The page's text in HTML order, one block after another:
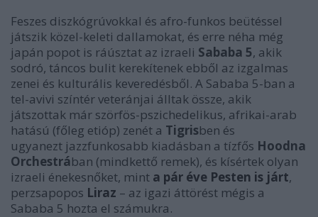
Feszes diszkógrúvokkal és afro-funkos beütéssel
játszik közel-keleti dallamokat, és erre néha még
japán popot is ráúsztat az izraeli Sababa 5, akik
sodró, táncos bulit kerekítenek ebből az izgalmas
zenei és kulturális keveredésből. A Sababa 5-ban a
tel-avivi színtér veteránjai álltak össze, akik
játszottak már szörfös-pszichedelikus, afrikai-arab
hatású (főleg etióp) zenét a Tigrisben és
ugyanezt jazzfunkosabb kiadásban a tízfős Hoodna
Orchestrában (mindkettő remek), és kísértek olyan
izraeli énekesnőket, mint a pár éve Pesten is járt,
perzsapopos Liraz – az igazi áttörést mégis a
Sababa 5 hozta el számukra.